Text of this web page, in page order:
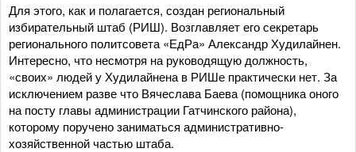
Для этого, как и полагается, создан региональный
избирательный штаб (РИШ). Возглавляет его секретарь
регионального политсовета «ЕдРа» Александр Худилайнен.
Интересно, что несмотря на руководящую должность,
«своих» людей у Худилайнена в РИШе практически нет. За
исключением разве что Вячеслава Баева (помощника оного
на посту главы администрации Гатчинского района),
которому поручено заниматься административно-
хозяйственной частью штаба.